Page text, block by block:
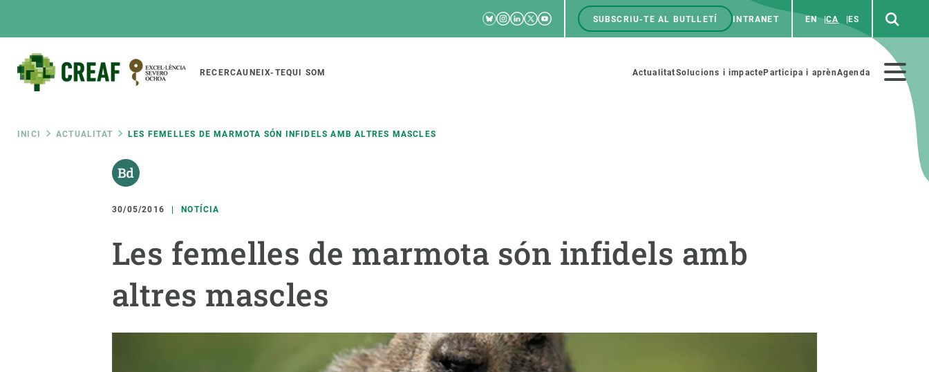
RRSS
Bluesky
Instagram
Linkedin
TwitterYoutube
Menú
SUBSCRIU-TE AL BUTLLETÍ INTRANET EN CA ES
Main
navigation
RECERCAUNEIX-TEQUI SOM
Menú
ActualitatSolucions i impacteParticipa i aprènAgenda
Fil
d'ariadna
INICI ACTUALITAT LES FEMELLES DE MARMOTA SÓN INFIDELS AMB ALTRES MASCLES
30/05/2016 NOTÍCIA
Les femelles de marmota són infidels amb
altres mascles
Featured
responsive
Responsive
menu
SOBRE NOSALTRES
Organització institucional
Infraestructures
Biodiversitat
Funcionament dels ecosistemes
Temes transversals
Solucions Oportunitats acadèmiques
Vine de visitant o sabàtic
Segell de bones pràctiques HRS4R
Fes ciència amb nosaltres Esdeveniments anteriors
Canvi global